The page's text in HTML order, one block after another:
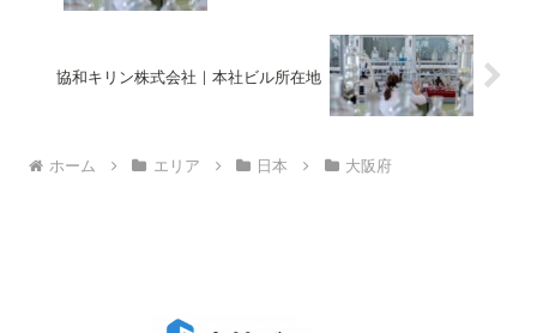
協和キリン株式会社｜本社ビル所在地
ホーム エリア 日本 大阪府